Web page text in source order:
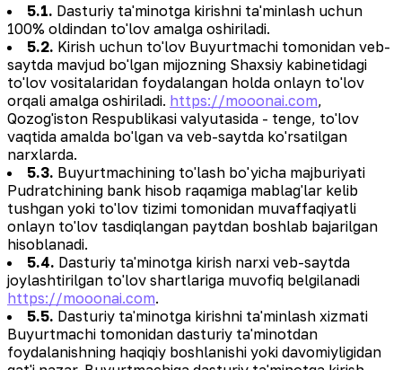
5.1. Dasturiy ta'minotga kirishni ta'minlash uchun
100% oldindan to'lov amalga oshiriladi.
5.2. Kirish uchun to'lov Buyurtmachi tomonidan veb-
saytda mavjud bo'lgan mijozning Shaxsiy kabinetidagi
to'lov vositalaridan foydalangan holda onlayn to'lov
orqali amalga oshiriladi. https://mooonai.com,
Qozog'iston Respublikasi valyutasida - tenge, to'lov
vaqtida amalda bo'lgan va veb-saytda ko'rsatilgan
narxlarda.
5.3. Buyurtmachining to'lash bo'yicha majburiyati
Pudratchining bank hisob raqamiga mablag'lar kelib
tushgan yoki to'lov tizimi tomonidan muvaffaqiyatli
onlayn to'lov tasdiqlangan paytdan boshlab bajarilgan
hisoblanadi.
5.4. Dasturiy ta'minotga kirish narxi veb-saytda
joylashtirilgan to'lov shartlariga muvofiq belgilanadi
https://mooonai.com.
5.5. Dasturiy ta'minotga kirishni ta'minlash xizmati
Buyurtmachi tomonidan dasturiy ta'minotdan
foydalanishning haqiqiy boshlanishi yoki davomiyligidan